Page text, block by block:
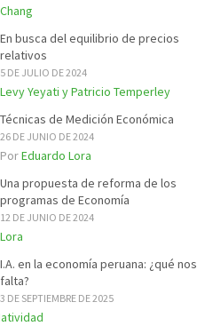
En busca del equilibrio de precios
relativos
5 DE JULIO DE 2024
Yeyati y Patricio Temperley
Técnicas de Medición Económica
26 DE JUNIO DE 2024
PorEduardo Lora
Una propuesta de reforma de los
programas de Economía
12 DE JUNIO DE 2024
I.A. en la economía peruana: ¿qué nos
falta?
3 DE SEPTIEMBRE DE 2025